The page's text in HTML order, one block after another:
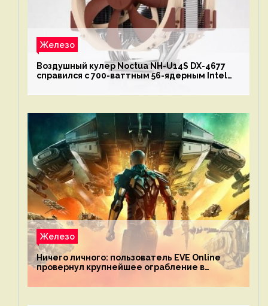
Железо
Воздушный кулер Noctua NH-U14S DX-4677
справился с 700-ваттным 56-ядерным Intel
Железо
Ничего личного: пользователь EVE Online
провернул крупнейшее ограбление в
механике